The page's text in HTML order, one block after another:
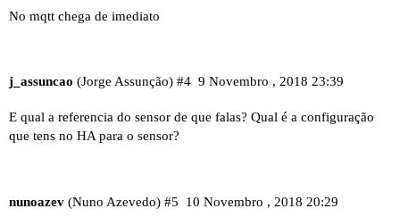
No mqtt chega de imediato
j_assuncao (Jorge Assunção) 9 Novembro , 2018 23:39
#4
E qual a referencia do sensor de que falas? Qual é a configuração
que tens no HA para o sensor?
nunoazev (Nuno Azevedo) 10 Novembro , 2018 20:29
#5